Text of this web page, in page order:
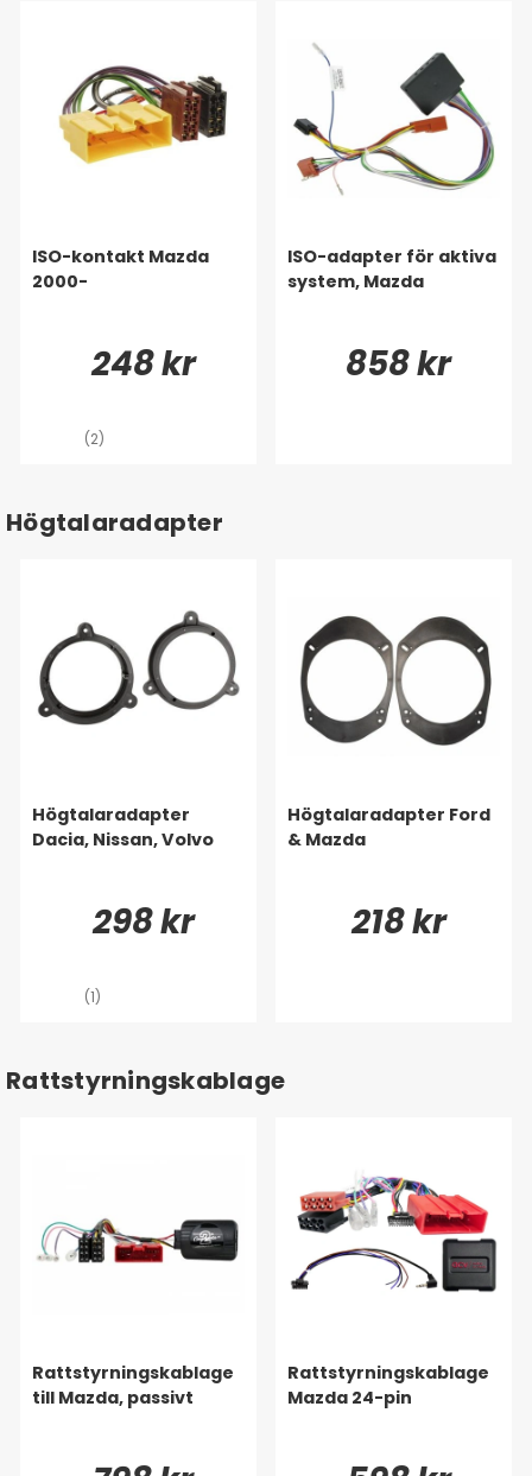
ISO-kontakt Mazda
2000-
248 kr
(2)
ISO-adapter för aktiva
system, Mazda
858 kr
Högtalaradapter
Högtalaradapter
Dacia, Nissan, Volvo
298 kr
(1)
Högtalaradapter Ford
& Mazda
218 kr
Rattstyrningskablage
Rattstyrningskablage
till Mazda, passivt
Rattstyrningskablage
Mazda 24-pin